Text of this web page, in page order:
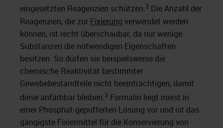
eingesetzten Reagenzien schützen.2 Die Anzahl der
Reagenzien, die zur Fixierung verwendet werden
können, ist recht überschaubar, da nur wenige
Substanzen die notwendigen Eigenschaften
besitzen. So dürfen sie beispielsweise die
chemische Reaktivität bestimmter
Gewebebestandteile nicht beeinträchtigen, damit
diese anfärbbar bleiben.3 Formalin liegt meist in
einer Phosphat-gepufferten Lösung vor und ist das
gängigste Fixiermittel für die Konservierung von